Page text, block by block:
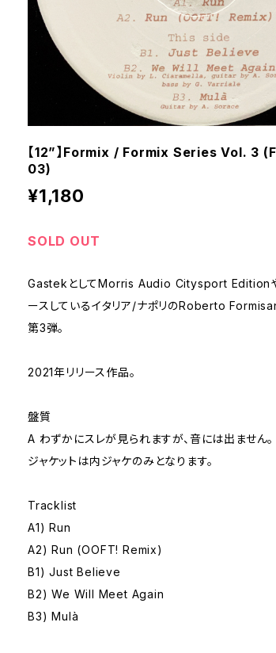
【12”】Formix / Formix Series Vol. 3
03)
¥1,180
SOLD OUT
GastekとしてMorris Audio Citysport Edition
ースしているイタリア/ナポリのRoberto
第3弾。
2021年リリース作品。
盤質
A わずかにスレが見られますが、音には出ません。
ジャケットは内ジャケのみとなります。
Tracklist
A1) Run
A2) Run (OOFT! Remix)
B1) Just Believe
B2) We Will Meet Again
B3) Mulà